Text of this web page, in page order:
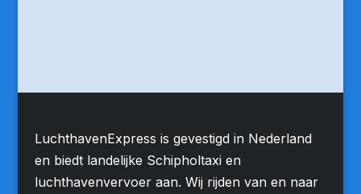
LuchthavenExpress is gevestigd in Nederland
en biedt landelijke Schipholtaxi en
luchthavenvervoer aan. Wij rijden van en naar